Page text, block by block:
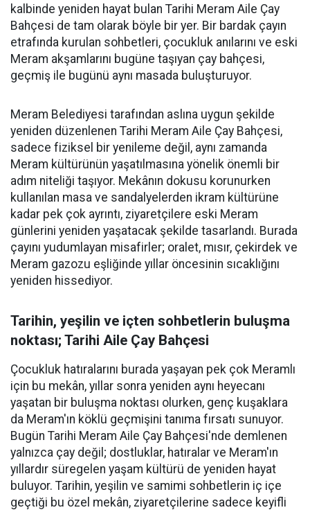
kalbinde yeniden hayat bulan Tarihi Meram Aile Çay
Bahçesi de tam olarak böyle bir yer. Bir bardak çayın
etrafında kurulan sohbetleri, çocukluk anılarını ve eski
Meram akşamlarını bugüne taşıyan çay bahçesi,
geçmiş ile bugünü aynı masada buluşturuyor.
Meram Belediyesi tarafından aslına uygun şekilde
yeniden düzenlenen Tarihi Meram Aile Çay Bahçesi,
sadece fiziksel bir yenileme değil, aynı zamanda
Meram kültürünün yaşatılmasına yönelik önemli bir
adım niteliği taşıyor. Mekânın dokusu korunurken
kullanılan masa ve sandalyelerden ikram kültürüne
kadar pek çok ayrıntı, ziyaretçilere eski Meram
günlerini yeniden yaşatacak şekilde tasarlandı. Burada
çayını yudumlayan misafirler; oralet, mısır, çekirdek ve
Meram gazozu eşliğinde yıllar öncesinin sıcaklığını
yeniden hissediyor.
Tarihin, yeşilin ve içten sohbetlerin buluşma
noktası; Tarihi Aile Çay Bahçesi
Çocukluk hatıralarını burada yaşayan pek çok Meramlı
için bu mekân, yıllar sonra yeniden aynı heyecanı
yaşatan bir buluşma noktası olurken, genç kuşaklara
da Meram'ın köklü geçmişini tanıma fırsatı sunuyor.
Bugün Tarihi Meram Aile Çay Bahçesi'nde demlenen
yalnızca çay değil; dostluklar, hatıralar ve Meram'ın
yıllardır süregelen yaşam kültürü de yeniden hayat
buluyor. Tarihin, yeşilin ve samimi sohbetlerin iç içe
geçtiği bu özel mekân, ziyaretçilerine sadece keyifli